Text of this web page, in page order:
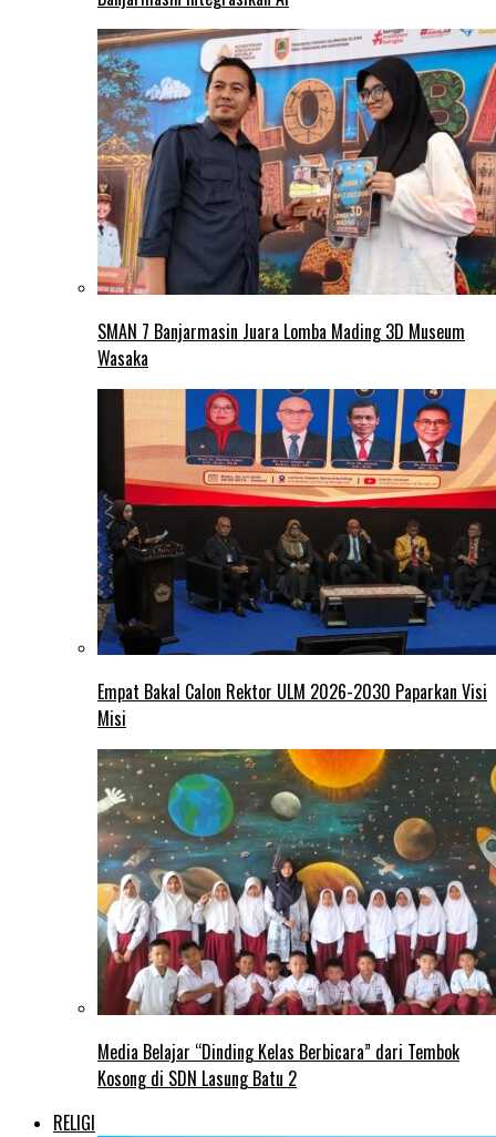
SMAN 7 Banjarmasin Juara Lomba Mading 3D Museum
Wasaka
Empat Bakal Calon Rektor ULM 2026-2030 Paparkan Visi
Misi
Media Belajar “Dinding Kelas Berbicara” dari Tembok
Kosong di SDN Lasung Batu 2
RELIGI